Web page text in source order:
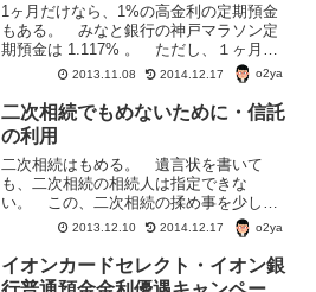
1ヶ月だけなら、1%の高金利の定期預金
もある。 みなと銀行の神戸マラソン定
期預金は 1.117% 。 ただし、１ヶ月の
み。みなと銀行の神戸マラソン定期預
金 預け入れ金額は100万円以上。 平成
25年10月1日～平成25年11月15日までの
期...
2013.11.08 2014.12.17 o2ya
二次相続でもめないために・信託
の利用
二次相続はもめる。 遺言状を書いて
も、二次相続の相続人は指定できな
い。 この、二次相続の揉め事を少しで
も減らしたいなら、信託という方法もあ
る。信託を利用すると 信託を利用する
と、信託した時から30年先の相続まで指
定できるそうだ。 受益者連続...
2013.12.10 2014.12.17 o2ya
イオンカードセレクト・イオン銀